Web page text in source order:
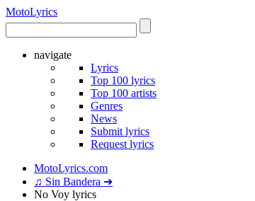
MotoLyrics
navigate
Lyrics
Top 100 lyrics
Top 100 artists
Genres
News
Submit lyrics
Request lyrics
MotoLyrics.com
♫ Sin Bandera ➜
No Voy lyrics